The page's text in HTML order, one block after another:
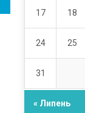
17 18
24 25
31
« Липень